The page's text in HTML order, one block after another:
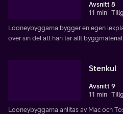
Avsnitt 8
11 min
Looneybyggarna bygger en egen
över sin del att han tar allt byggmaterial
Stenkul
Avsnitt 9
11 min
Looneybyggarna anlitas av Mac och